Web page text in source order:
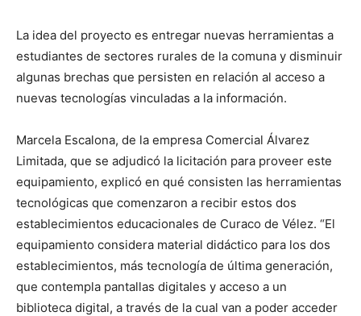
La idea del proyecto es entregar nuevas herramientas a
estudiantes de sectores rurales de la comuna y disminuir
algunas brechas que persisten en relación al acceso a
nuevas tecnologías vinculadas a la información.
Marcela Escalona, de la empresa Comercial Álvarez
Limitada, que se adjudicó la licitación para proveer este
equipamiento, explicó en qué consisten las herramientas
tecnológicas que comenzaron a recibir estos dos
establecimientos educacionales de Curaco de Vélez. “El
equipamiento considera material didáctico para los dos
establecimientos, más tecnología de última generación,
que contempla pantallas digitales y acceso a un
biblioteca digital, a través de la cual van a poder acceder